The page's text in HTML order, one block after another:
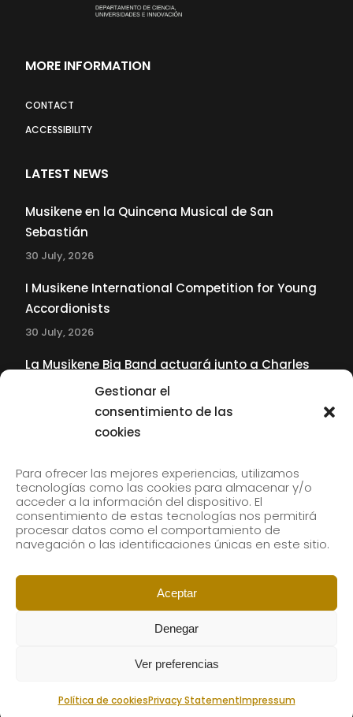
Gestionar el
consentimiento de las
cookies
Para ofrecer las mejores experiencias, utilizamos
tecnologías como las cookies para almacenar y/o
acceder a la información del dispositivo. El
consentimiento de estas tecnologías nos permitirá
procesar datos como el comportamiento de
navegación o las identificaciones únicas en este sitio.
Aceptar
Denegar
Ver preferencias
Política de cookiesPrivacy StatementImpressum
MORE INFORMATION
CONTACT
ACCESSIBILITY
LATEST NEWS
Musikene en la Quincena Musical de San
Sebastián
30 July, 2026
I Musikene International Competition for Young
Accordionists
30 July, 2026
La Musikene Big Band actuará junto a Charles
Tolliver en el 61 Jazzaldia
Subscribe to our newsletter to receive our news by
email.